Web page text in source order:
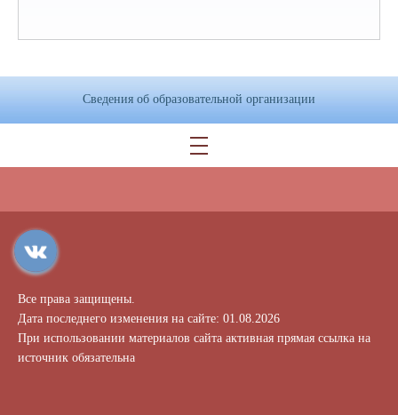
Сведения об образовательной организации
Все права защищены.
Дата последнего изменения на сайте: 01.08.2026
При использовании материалов сайта активная прямая ссылка на
источник обязательна